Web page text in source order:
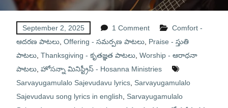
September 2, 2025 1 Comment
Comfort -
ఆదరణ పాటలు, Offering - సమర్పణ పాటలు, Praise - స్తుతి
పాటలు, Thanksgiving - కృతజ్ఞత పాటలు, Worship - ఆరాధనా
పాటలు, హోసన్నా మినిస్ట్రీస్ - Hosanna Ministries
Sarvayugamulalo Sajevudavu lyrics, Sarvayugamulalo
Sajevudavu song lyrics in english
Sarvayugamulalo